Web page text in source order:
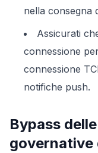
nella consegna
Assicurati
connessione
connessione
notifiche push.
Bypass
governative